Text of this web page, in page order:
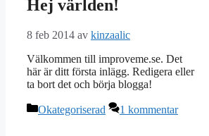
Hej världen!
8 feb 2014 av kinzaalic
Välkommen till improveme.se. Det
här är ditt första inlägg. Redigera eller
ta bort det och börja blogga!
Kategorier
Okategoriserad 1 kommentar